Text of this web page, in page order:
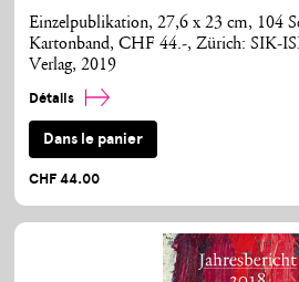
Einzelpublikation, 27,6 x 23 cm, 104
Kartonband, CHF 44.-, Zürich: SIK-
Verlag, 2019
Détails
Dans le panier
CHF 44.00